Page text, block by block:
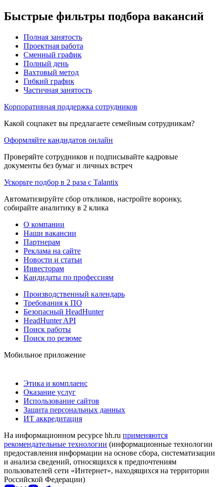
Быстрые фильтры подбора вакансий
Полная занятость
Проектная работа
Сменный график
Полный день
Вахтовый метод
Гибкий график
Частичная занятость
Корпоративная поддержка сотрудников
Какой соцпакет вы предлагаете семейным сотрудникам?
Оформляйте кандидатов онлайн
Проверяйте сотрудников и подписывайте кадровые
документы без бумаг и личных встреч
Ускорьте подбор в 2 раза с Talantix
Автоматизируйте сбор откликов, настройте воронку,
собирайте аналитику в 2 клика
О компании
Наши вакансии
Партнерам
Реклама на сайте
Новости и статьи
Инвесторам
Кандидаты по профессиям
Производственный календарь
Требования к ПО
Безопасный HeadHunter
HeadHunter API
Поиск работы
Поиск по резюме
Мобильное приложение
Этика и комплаенс
Оказание услуг
Использование сайтов
Защита персональных данных
ИТ аккредитация
На информационном ресурсе hh.ru применяются
рекомендательные технологии (информационные технологии
предоставления информации на основе сбора, систематизации
и анализа сведений, относящихся к предпочтениям
пользователей сети «Интернет», находящихся на территории
Российской Федерации)